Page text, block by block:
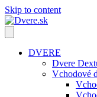
Skip to content
DVERE
Dvere
Vchodové